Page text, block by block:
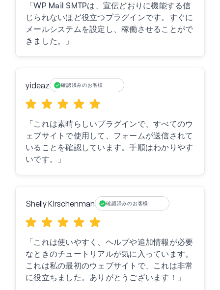
「WP Mail SMTPは、宣伝どおりに機能する信
じられないほど役立つプラグインです。すぐに
メールシステムを設定し、稼働させることがで
きました。」
yideaz 確認済みのお客様
「これは素晴らしいプラグインで、すべてのウ
ェブサイトで使用して、フォームが送信されて
いることを確認しています。手順はわかりやす
いです。」
Shelly Kirschenman 確認済みのお客様
「これは使いやすく、ヘルプや追加情報が必要
なときのチュートリアルが気に入っています。
これは私の最初のウェブサイトで、これは非常
に役立ちました。ありがとうございます！」